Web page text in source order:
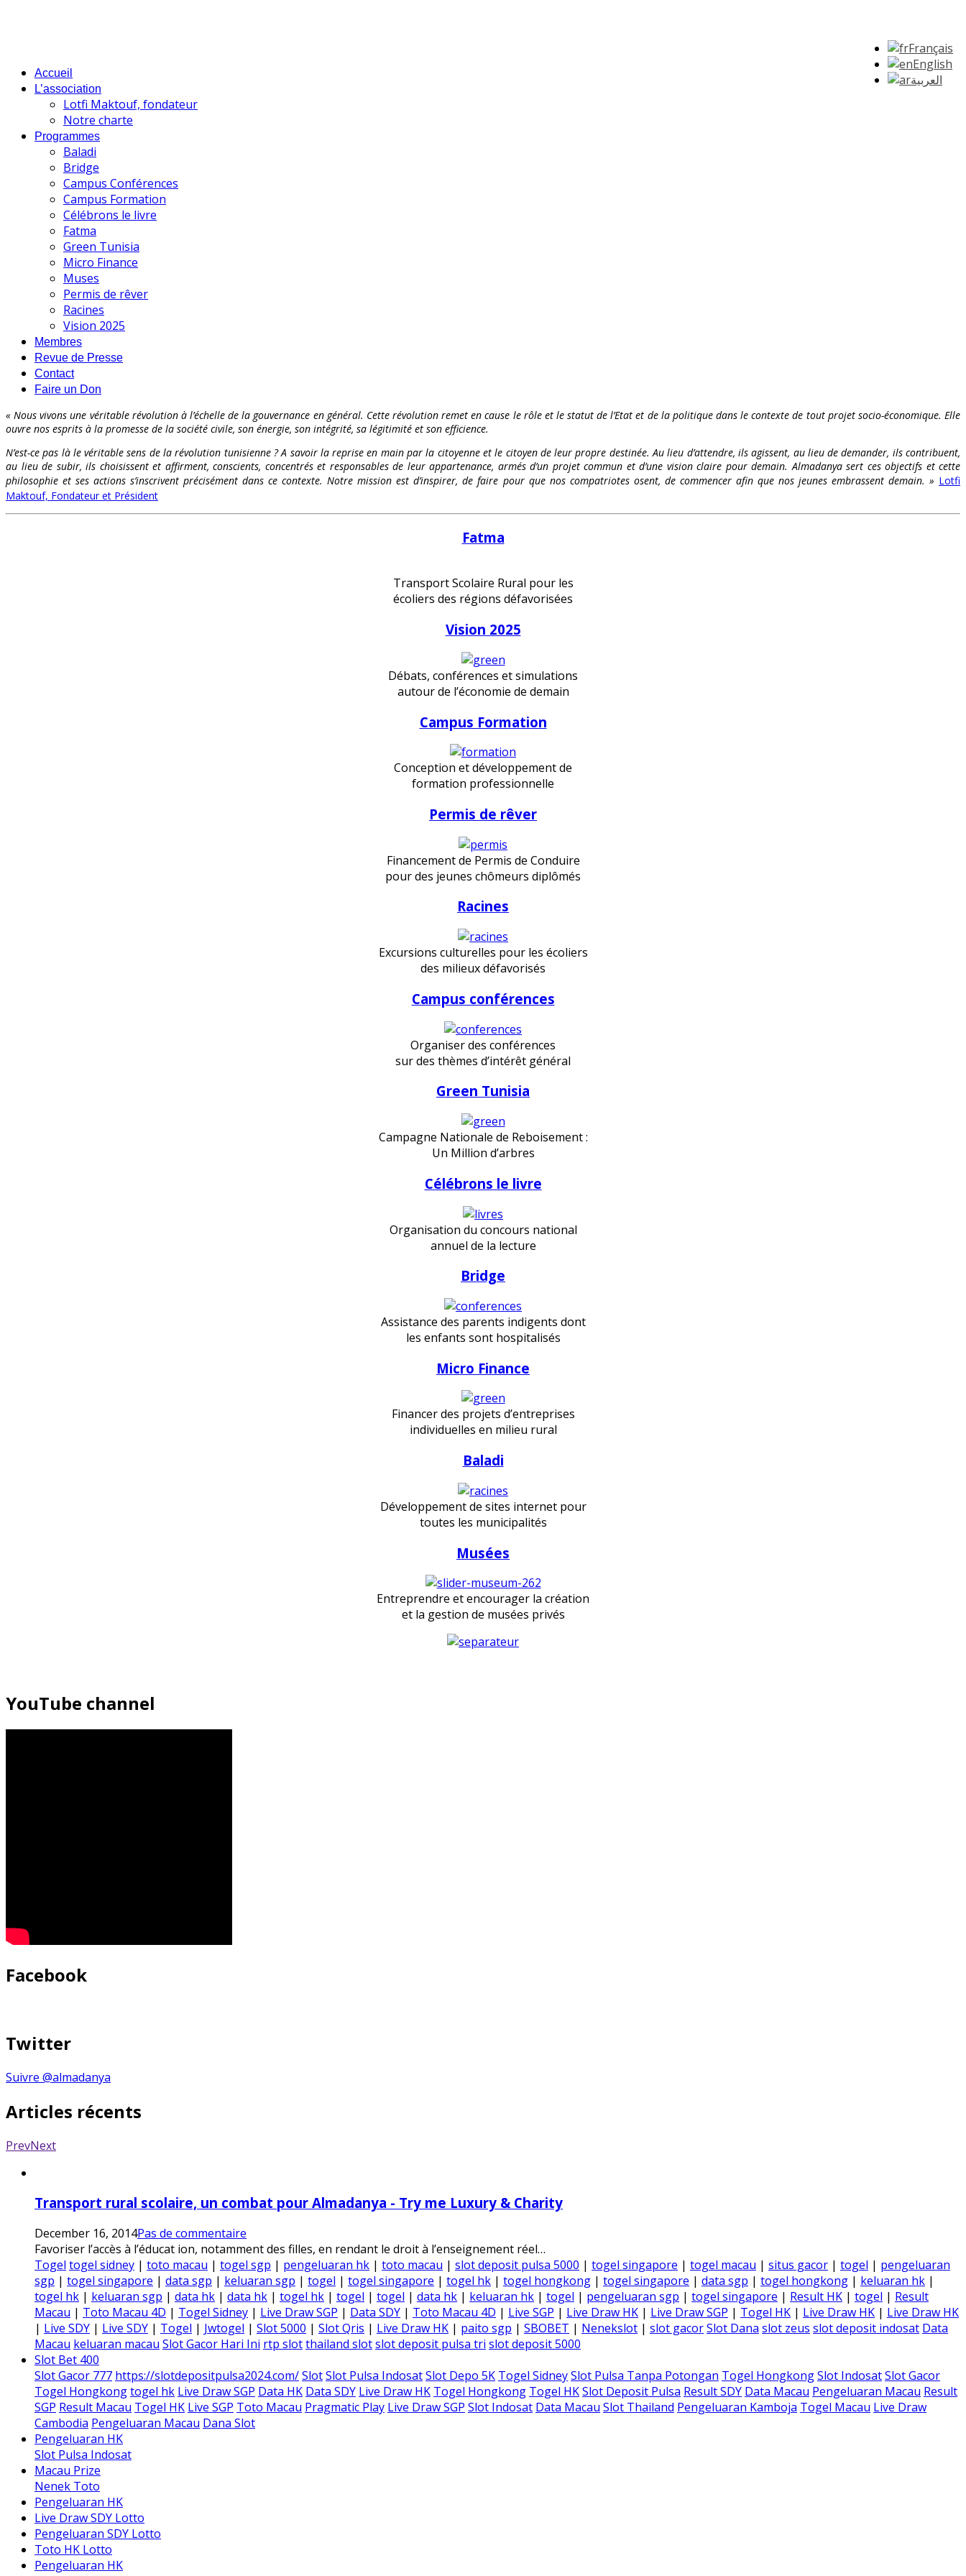
Français
English
العربية
Accueil
L’association
Lotfi Maktouf, fondateur
Notre charte
Programmes
Baladi
Bridge
Campus Conférences
Campus Formation
Célébrons le livre
Fatma
Green Tunisia
Micro Finance
Muses
Permis de rêver
Racines
Vision 2025
Membres
Revue de Presse
Contact
Faire un Don
« Nous vivons une véritable révolution à l’échelle de la gouvernance en général. Cette révolution remet en cause le rôle et le statut de l’Etat et de la politique dans le contexte de tout projet socio-économique. Elle
ouvre nos esprits à la promesse de la société civile, son énergie, son intégrité, sa légitimité et son efficience.
N’est-ce pas là le véritable sens de la révolution tunisienne ? A savoir la reprise en main par la citoyenne et le citoyen de leur propre destinée. Au lieu d’attendre, ils agissent, au lieu de demander, ils contribuent,
au lieu de subir, ils choisissent et affirment, conscients, concentrés et responsables de leur appartenance, armés d’un projet commun et d’une vision claire pour demain. Almadanya sert ces objectifs et cette
philosophie et ses actions s’inscrivent précisément dans ce contexte. Notre mission est d’inspirer, de faire pour que nos compatriotes osent, de commencer afin que nos jeunes embrassent demain. » Lotfi
Maktouf, Fondateur et Président
Fatma
Transport Scolaire Rural pour les
écoliers des régions défavorisées
Vision 2025
Débats, conférences et simulations
autour de l’économie de demain
Campus Formation
Conception et développement de
formation professionnelle
Permis de rêver
Financement de Permis de Conduire
pour des jeunes chômeurs diplômés
Racines
Excursions culturelles pour les écoliers
des milieux défavorisés
Campus conférences
Organiser des conférences
sur des thèmes d’intérêt général
Green Tunisia
Campagne Nationale de Reboisement :
Un Million d’arbres
Célébrons le livre
Organisation du concours national
annuel de la lecture
Bridge
Assistance des parents indigents dont
les enfants sont hospitalisés
Micro Finance
Financer des projets d’entreprises
individuelles en milieu rural
Baladi
Développement de sites internet pour
toutes les municipalités
Musées
Entreprendre et encourager la création
et la gestion de musées privés
YouTube channel
Facebook
Twitter
Suivre @almadanya
Articles récents
PrevNext
Transport rural scolaire, un combat pour Almadanya - Try me Luxury & Charity
December 16, 2014Pas de commentaire
Favoriser l’accès à l’éducat ion, notamment des filles, en rendant le droit à l’enseignement réel…
Togel togel sidney | toto macau | togel sgp | pengeluaran hk | toto macau | slot deposit pulsa 5000 | togel singapore | togel macau | situs gacor | togel | pengeluaran
sgp | togel singapore | data sgp | keluaran sgp | togel | togel singapore | togel hk | togel hongkong | togel singapore | data sgp | togel hongkong | keluaran hk |
togel hk | keluaran sgp | data hk | data hk | togel hk | togel | togel | data hk | keluaran hk | togel | pengeluaran sgp | togel singapore | Result HK | togel | Result
Macau | Toto Macau 4D | Togel Sidney | Live Draw SGP | Data SDY | Toto Macau 4D | Live SGP | Live Draw HK | Live Draw SGP | Togel HK | Live Draw HK | Live Draw HK
| Live SDY | Live SDY | Togel | Jwtogel | Slot 5000 | Slot Qris | Live Draw HK | paito sgp | SBOBET | Nenekslot | slot gacorSlot Dana slot zeus slot deposit indosat Data
Macau keluaran macau Slot Gacor Hari Ini rtp slotthailand slotslot deposit pulsa tri slot deposit 5000
Slot Bet 400
Slot Gacor 777 https://slotdepositpulsa2024.com/SlotSlot Pulsa IndosatSlot Depo 5K Togel SidneySlot Pulsa Tanpa Potongan Togel HongkongSlot IndosatSlot Gacor
Togel Hongkongtogel hk Live Draw SGP Data HK Data SDY Live Draw HK Togel Hongkong Togel HKSlot Deposit Pulsa Result SDY Data Macau Pengeluaran Macau Result
SGP Result Macau Togel HK Live SGP Toto Macau Pragmatic Play Live Draw SGP Slot Indosat Data Macau Slot Thailand Pengeluaran Kamboja Togel Macau Live Draw
Cambodia Pengeluaran Macau Dana Slot
Pengeluaran HK
Slot Pulsa Indosat
Macau Prize
Nenek Toto
Pengeluaran HK
Live Draw SDY Lotto
Pengeluaran SDY Lotto
Toto HK Lotto
Pengeluaran HK